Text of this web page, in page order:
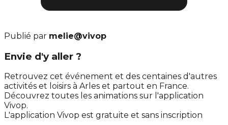
Publié par melie@vivop
Envie d'y aller ?
Retrouvez cet événement et des centaines d'autres
activités et loisirs à Arles et partout en France.
Découvrez toutes les animations sur l'application
Vivop.
L'application Vivop est gratuite et sans inscription